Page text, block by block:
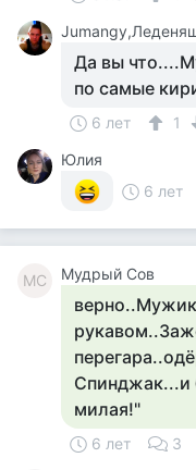
Да вы
по самые
6 лет
1
Юлия
6 лет
МС Мудрый Сов
Спинджак...и
милая!"
6 лет 3